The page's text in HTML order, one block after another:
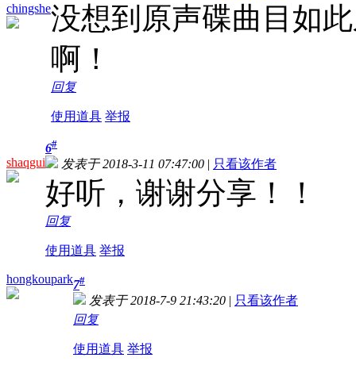
chingshe没想到原声碟曲目如
啊！
回复
使用道具 举报
shaqgui
6#
发表于 2018-3-11 07:47:00 | 只看该作者
好听，谢谢分享！！
回复
使用道具 举报
hongkoupark7#
发表于 2018-7-9 21:43:20 | 只看该作者
回复
使用道具 举报